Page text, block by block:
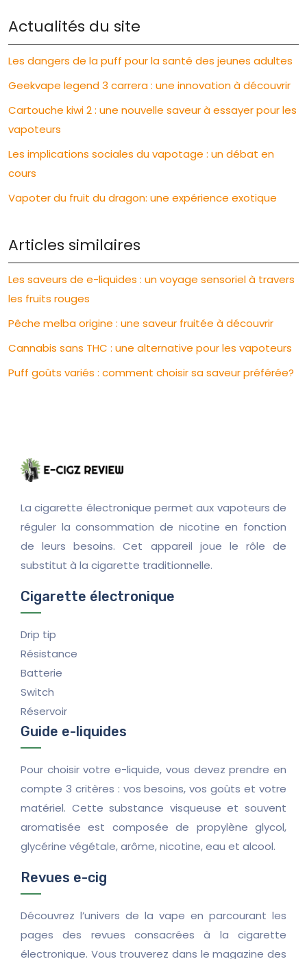
Actualités du site
Les dangers de la puff pour la santé des jeunes adultes
Geekvape legend 3 carrera : une innovation à découvrir
Cartouche kiwi 2 : une nouvelle saveur à essayer pour les
vapoteurs
Les implications sociales du vapotage : un débat en
cours
Vapoter du fruit du dragon: une expérience exotique
Articles similaires
Les saveurs de e-liquides : un voyage sensoriel à travers
les fruits rouges
Pêche melba origine : une saveur fruitée à découvrir
Cannabis sans THC : une alternative pour les vapoteurs
Puff goûts variés : comment choisir sa saveur préférée?
La cigarette électronique permet aux vapoteurs de
réguler la consommation de nicotine en fonction
de leurs besoins. Cet appareil joue le rôle de
substitut à la cigarette traditionnelle.
Cigarette électronique
Drip tip
Résistance
Batterie
Switch
Réservoir
Guide e-liquides
Pour choisir votre e-liquide, vous devez prendre en
compte 3 critères : vos besoins, vos goûts et votre
matériel. Cette substance visqueuse et souvent
aromatisée est composée de propylène glycol,
glycérine végétale, arôme, nicotine, eau et alcool.
Revues e-cig
Découvrez l’univers de la vape en parcourant les
pages des revues consacrées à la cigarette
électronique. Vous trouverez dans le magazine des